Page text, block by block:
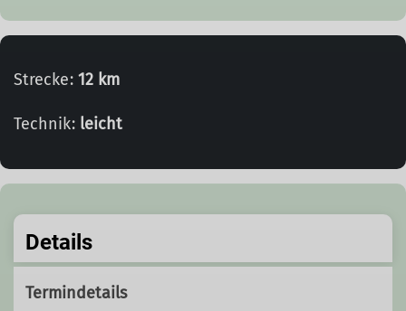
Strecke: 12 km
Technik: leicht
Details
Termindetails